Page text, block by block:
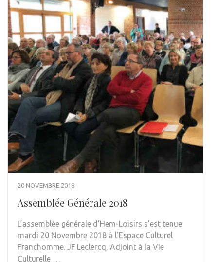
20 NOVEMBRE 2018
Assemblée Générale 2018
L’assemblée générale d’Hem-Loisirs s’est tenue
mardi 20 Novembre 2018 à l’Espace Culturel
Franchomme. JF Leclercq, Adjoint à la Vie
Culturelle …